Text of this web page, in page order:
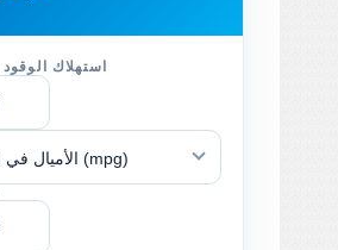
استهلاك
الأميال في الجالون (mpg)